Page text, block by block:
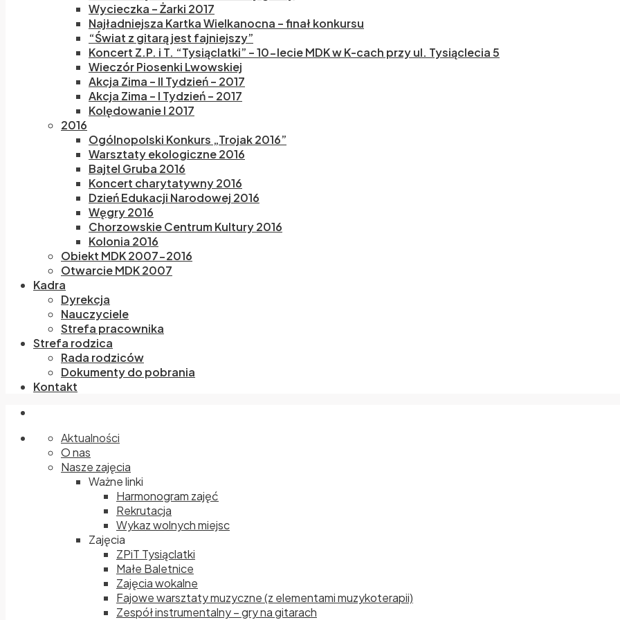
Wycieczka – Żarki 2017
Najładniejsza Kartka Wielkanocna – finał konkursu
“Świat z gitarą jest fajniejszy”
Koncert Z.P. i T. “Tysiąclatki” – 10-lecie MDK w K-cach przy ul. Tysiąclecia 5
Wieczór Piosenki Lwowskiej
Akcja Zima – II Tydzień – 2017
Akcja Zima – I Tydzień – 2017
Kolędowanie I 2017
2016
Ogólnopolski Konkurs „Trojak 2016”
Warsztaty ekologiczne 2016
Bajtel Gruba 2016
Koncert charytatywny 2016
Dzień Edukacji Narodowej 2016
Węgry 2016
Chorzowskie Centrum Kultury 2016
Kolonia 2016
Obiekt MDK 2007-2016
Otwarcie MDK 2007
Kadra
Dyrekcja
Nauczyciele
Strefa pracownika
Strefa rodzica
Rada rodziców
Dokumenty do pobrania
Kontakt
Aktualności
O nas
Nasze zajęcia
Ważne linki
Harmonogram zajęć
Rekrutacja
Wykaz wolnych miejsc
Zajęcia
ZPiT Tysiąclatki
Małe Baletnice
Zajęcia wokalne
Fajowe warsztaty muzyczne (z elementami muzykoterapii)
Zespół instrumentalny – gry na gitarach